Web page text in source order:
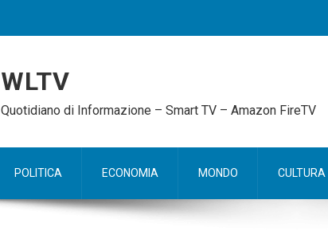
WLTV
Quotidiano di Informazione – Smart TV – Amazon FireTV
POLITICA ECONOMIA MONDO CULTURA